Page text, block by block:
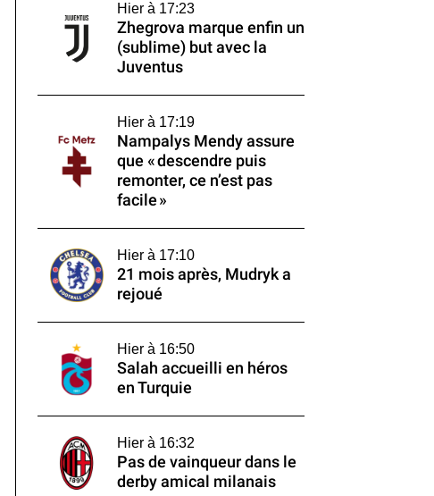
Hier à 17:23
Zhegrova marque enfin un
(sublime) but avec la
Juventus
Hier à 17:19
Nampalys Mendy assure
que « descendre puis
remonter, ce n’est pas
facile »
Hier à 17:10
21 mois après, Mudryk a
rejoué
Hier à 16:50
Salah accueilli en héros
en Turquie
Hier à 16:32
Pas de vainqueur dans le
derby amical milanais